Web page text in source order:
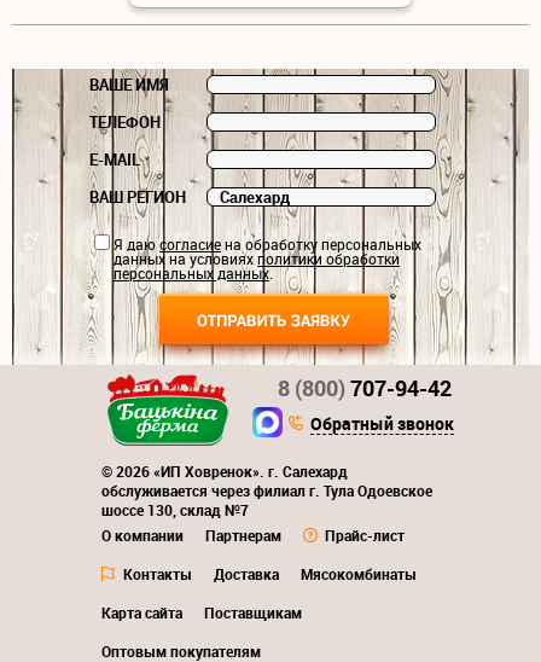
ВАШЕ ИМЯ
ТЕЛЕФОН
E-MAIL
ВАШ РЕГИОН
Я даюсогласиена обработку персональных
данных на условияхполитики обработки
персональных данных.
© 2026 «ИП Ховренок». г. Салехард
обслуживается через филиал г. Тула Одоевское
шоссе 130, склад №7
О компании
Партнерам
Прайс-лист
Контакты
Доставка
Мясокомбинаты
Карта сайта
Поставщикам
Оптовым покупателям
8 (800)707-94-42
Обратный звонок